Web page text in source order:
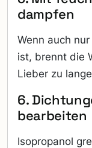
dampfen
Wenn auch nur
ist, brennt die
Lieber zu
6.
bearbeiten
Isopropanol